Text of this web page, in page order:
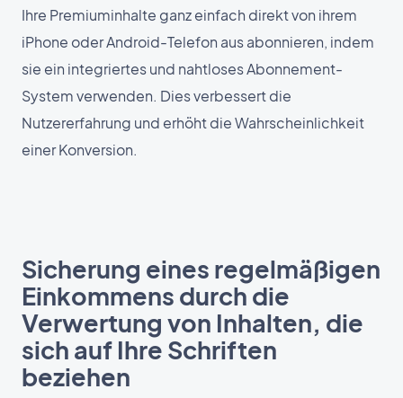
Ihre Premiuminhalte ganz einfach direkt von ihrem
iPhone oder Android-Telefon aus abonnieren, indem
sie ein integriertes und nahtloses Abonnement-
System verwenden. Dies verbessert die
Nutzererfahrung und erhöht die Wahrscheinlichkeit
einer Konversion.
Sicherung eines regelmäßigen
Einkommens durch die
Verwertung von Inhalten, die
sich auf Ihre Schriften
beziehen